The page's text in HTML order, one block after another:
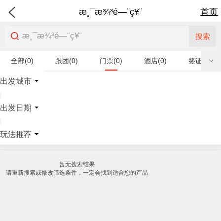
æ¸¯æ¾³é—¨ç¥¨ 首页
搜索
全部(0) 跟团(0) 门票(0) 酒店(0) 签证(0)
特产商品(0)
出发城市
|
出发日期
|
玩法推荐
暂无搜索结果
请重新搜索或修改筛选条件，一定会找到适合您的产品